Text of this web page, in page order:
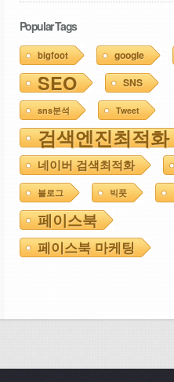
Popular Tags
bigfoot google
SEO SNS
sns분석 Tweet
검색엔진최적화
네이버 검색최적화
블로그 빅풋
페이스북
페이스북 마케팅